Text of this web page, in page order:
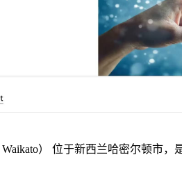
）
位于新西兰哈密尔顿市，